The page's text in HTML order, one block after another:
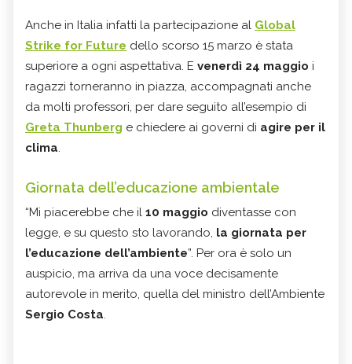
Anche in Italia infatti la partecipazione al Global
Strike for Future dello scorso 15 marzo è stata
superiore a ogni aspettativa. E venerdì 24 maggio i
ragazzi torneranno in piazza, accompagnati anche
da molti professori, per dare seguito all’esempio di
Greta Thunberg e chiedere ai governi di agire per il
clima.
Giornata dell’educazione ambientale
“Mi piacerebbe che il 10 maggio diventasse con
legge, e su questo sto lavorando, la giornata per
l’educazione dell’ambiente”. Per ora è solo un
auspicio, ma arriva da una voce decisamente
autorevole in merito, quella del ministro dell’Ambiente
Sergio Costa.